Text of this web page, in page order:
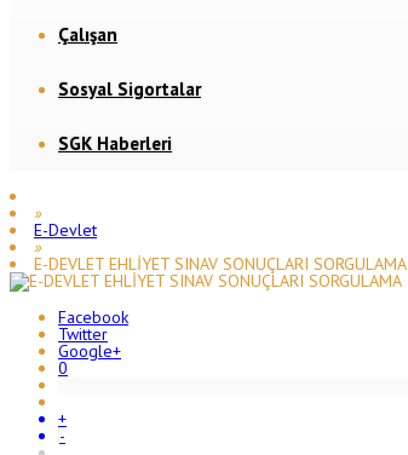
Çalışan
Sosyal Sigortalar
SGK Haberleri
»
E-Devlet
»
E-DEVLET EHLİYET SINAV SONUÇLARI SORGULAMA
Facebook
Twitter
Google+
0
+
-